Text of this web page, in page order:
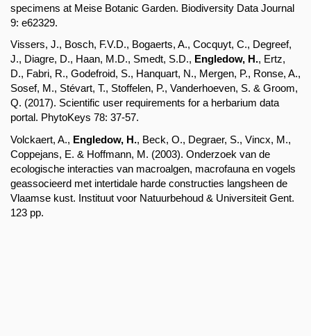
specimens at Meise Botanic Garden. Biodiversity Data Journal
9: e62329.
Vissers, J., Bosch, F.V.D., Bogaerts, A., Cocquyt, C., Degreef,
J., Diagre, D., Haan, M.D., Smedt, S.D., Engledow, H., Ertz,
D., Fabri, R., Godefroid, S., Hanquart, N., Mergen, P., Ronse, A.,
Sosef, M., Stévart, T., Stoffelen, P., Vanderhoeven, S. & Groom,
Q. (2017). Scientific user requirements for a herbarium data
portal. PhytoKeys 78: 37-57.
Volckaert, A., Engledow, H., Beck, O., Degraer, S., Vincx, M.,
Coppejans, E. & Hoffmann, M. (2003). Onderzoek van de
ecologische interacties van macroalgen, macrofauna en vogels
geassocieerd met intertidale harde constructies langsheen de
Vlaamse kust. Instituut voor Natuurbehoud & Universiteit Gent.
123 pp.